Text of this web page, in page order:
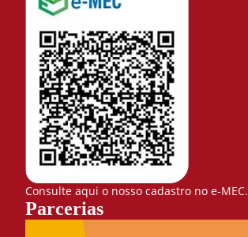
Consulte aqui o nosso cadastro no e-MEC.
Parcerias